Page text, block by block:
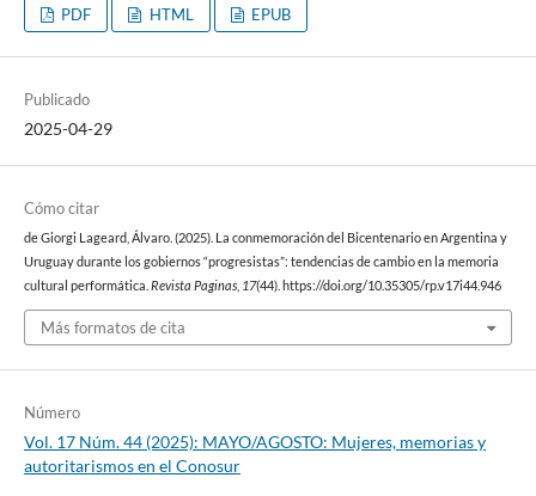
PDF HTML EPUB
Publicado
2025-04-29
Cómo citar
de Giorgi Lageard, Álvaro. (2025). La conmemoración del Bicentenario en Argentina y
Uruguay durante los gobiernos “progresistas”: tendencias de cambio en la memoria
cultural performática. Revista Paginas, 17(44). https://doi.org/10.35305/rp.v17i44.946
Más formatos de cita
Número
Vol. 17 Núm. 44 (2025): MAYO/AGOSTO: Mujeres, memorias y
autoritarismos en el Conosur